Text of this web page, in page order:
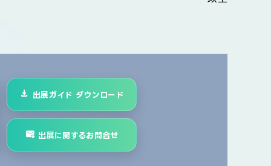
出展ガイド ダウンロード
出展に関するお問合せ